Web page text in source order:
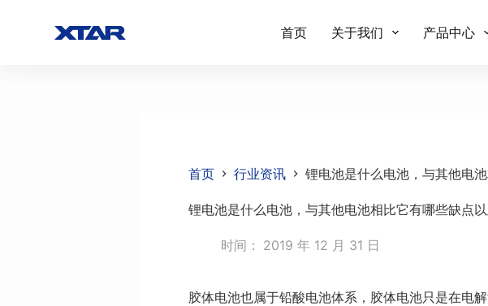
首页 关于我们 产品中心
首页 行业资讯 锂电池是什么电池，与其他电
锂电池是什么电池，与其他电池相比它有哪些缺点以
时间： 2019 年 12 月 31 日
胶体电池也属于铅酸电池体系，胶体电池只是在电